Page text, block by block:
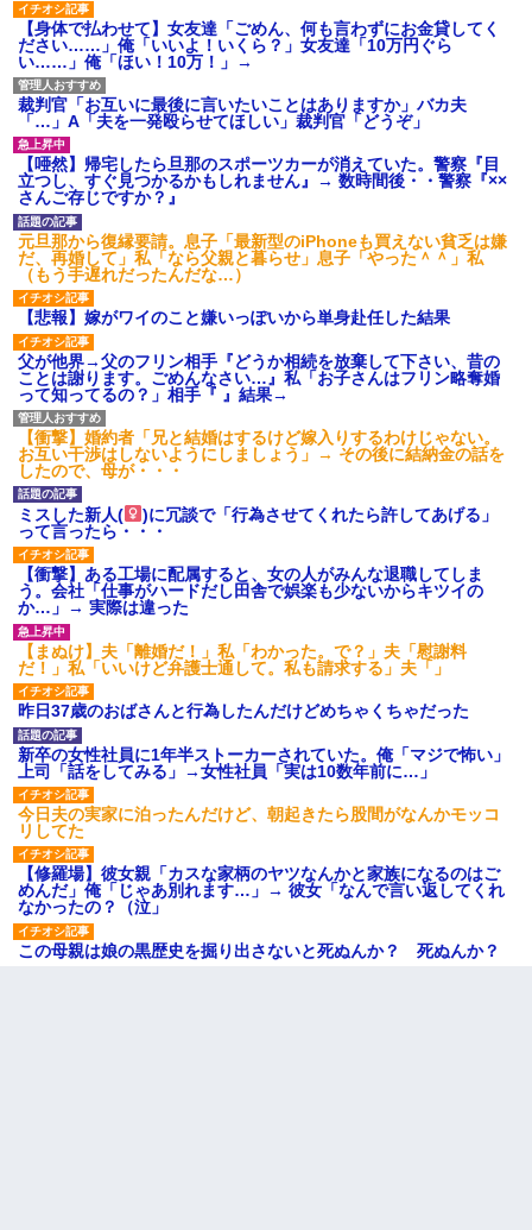
は出てけ！二度と来るな！」結
果・・・
私「初めて飲む味だけどなん
のお茶？」彼「ちっ！」私「」
【GIF】JSのカンチョーワロ
タ
後続車にクラクションを鳴ら
され彼氏が逆切れ。「何クラク
ション鳴らしてんだ！降りてこ
いよ！」と怒鳴りだし...
【衝撃】報酬100万円超の治験
募集がこちらｗｗｗｗｗ(※画像
あり)
【ネット騒然】惨殺されたタ
ワマン頂き女子のこの動画、す
げえええええｗｗｗｗｗｗｗｗ
ｗｗｗ
【愕然】白のクラウン俺氏、
高速道路左車線を制限速度で走
った結果wwwwwwwwwwww
百年の恋12-899 食べた量を
張り合ってくる
【悲報】佐藤輝明・・・２軍
でも盛大にやらかす←あまり悲
しませないでくれ
【身体で払わせて】女友達「ごめん、何も言わずにお金貸してく
ださい……」俺「いいよ！いくら？」女友達「10万円ぐら
い……」俺「ほい！10万！」→
裁判官「お互いに最後に言いたいことはありますか」バカ夫
「…」A「夫を一発殴らせてほしい」裁判官「どうぞ」
【唖然】帰宅したら旦那のスポーツカーが消えていた。警察『目
立つし、すぐ見つかるかもしれません』→ 数時間後・・警察『××
さんご存じですか？』
元旦那から復縁要請。息子「最新型のiPhoneも買えない貧乏は嫌
だ、再婚して」私「なら父親と暮らせ」息子「やった＾＾」私
（もう手遅れだったんだな…）
【悲報】嫁がワイのこと嫌いっぽいから単身赴任した結果
父が他界→父のフリン相手『どうか相続を放棄して下さい、昔の
ことは謝ります。ごめんなさい…』私「お子さんはフリン略奪婚
って知ってるの？」相手『 』結果→
【衝撃】婚約者「兄と結婚はするけど嫁入りするわけじゃない。
お互い干渉はしないようにしましょう」→ その後に結納金の話を
したので、母が・・・
ミスした新人(
)に冗談で「行為させてくれたら許してあげる」
って言ったら・・・
【衝撃】ある工場に配属すると、女の人がみんな退職してしま
う。会社「仕事がハードだし田舎で娯楽も少ないからキツイの
か…」→ 実際は違った
【まぬけ】夫「離婚だ！」私「わかった。で？」夫「慰謝料
だ！」私「いいけど弁護士通して。私も請求する」夫「」
昨日37歳のおばさんと行為したんだけどめちゃくちゃだった
新卒の女性社員に1年半ストーカーされていた。俺「マジで怖い」
上司「話をしてみる」→女性社員「実は10数年前に…」
今日夫の実家に泊ったんだけど、朝起きたら股間がなんかモッコ
リしてた
【修羅場】彼女親「カスな家柄のヤツなんかと家族になるのはご
めんだ」俺「じゃあ別れます…」→ 彼女「なんで言い返してくれ
なかったの？（泣」
この母親は娘の黒歴史を掘り出さないと死ぬんか？ 死ぬんか？